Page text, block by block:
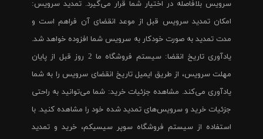
سرویس بلافاصله در اختیار شما قرار می‌گیرد. تمدید سرویس:
امکان تمدید سرویس قبل از موعد انقضای آن فراهم است و
مدت تمدید به صورت خودکار به سرویس شما افزوده خواهد شد.
یادآوری تاریخ انقضا: سیستم فروشگاه ما 2 روز قبل از پایان
مهلت سرویس، از طریق ایمیل تاریخ انقضای سرویس را به شما
یادآوری می‌کند. مشاهده جزئیات خرید: شما می‌توانید به راحتی
جزئیات خرید و سرویس‌های تمدید شده خود را مشاهده کنید. با
استفاده از سیستم فروشگاه سوپر سیسیکم، خرید و تمدید